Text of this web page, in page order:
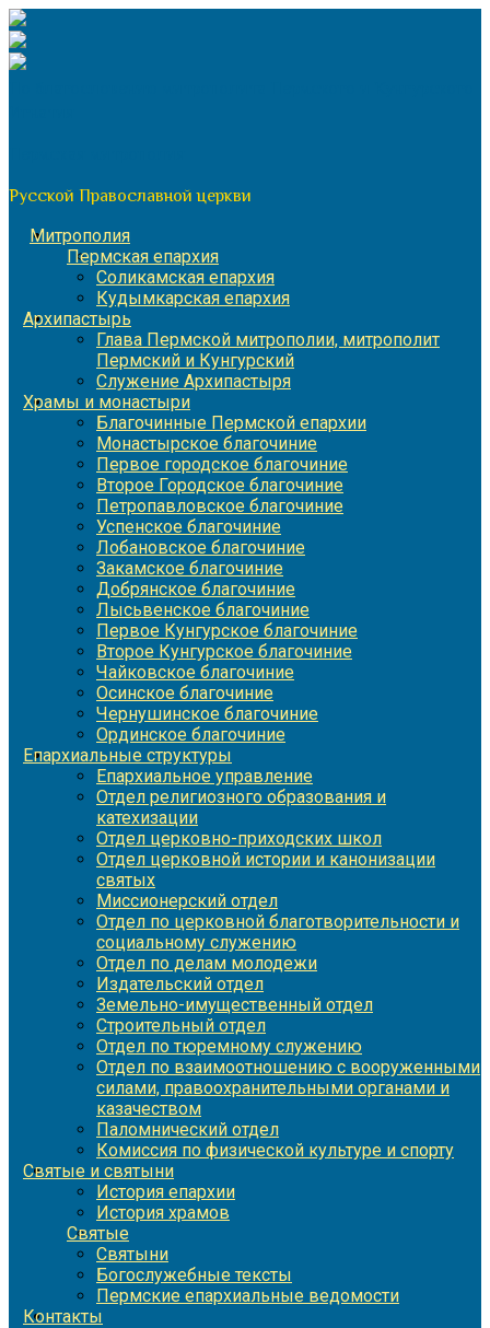
Перейти
к
содержимому
Русской Православной церкви
Митрополия
Пермская епархия
Соликамская епархия
Кудымкарская епархия
Архипастырь
Глава Пермской митрополии, митрополит
Пермский и Кунгурский
Служение Архипастыря
Храмы и монастыри
Благочинные Пермской епархии
Монастырское благочиние
Первое городское благочиние
Второе Городское благочиние
Петропавловское благочиние
Успенское благочиние
Лобановское благочиние
Закамское благочиние
Добрянское благочиние
Лысьвенское благочиние
Первое Кунгурское благочиние
Второе Кунгурское благочиние
Чайковское благочиние
Осинское благочиние
Чернушинское благочиние
Ординское благочиние
Епархиальные структуры
Епархиальное управление
Отдел религиозного образования и
катехизации
Отдел церковно-приходских школ
Отдел церковной истории и канонизации
святых
Миссионерский отдел
Отдел по церковной благотворительности и
социальному служению
Отдел по делам молодежи
Издательский отдел
Земельно-имущественный отдел
Строительный отдел
Отдел по тюремному служению
Отдел по взаимоотношению с вооруженными
силами, правоохранительными органами и
казачеством
Паломнический отдел
Комиссия по физической культуре и спорту
Святые и святыни
История епархии
История храмов
Святые
Святыни
Богослужебные тексты
Пермские епархиальные ведомости
Контакты